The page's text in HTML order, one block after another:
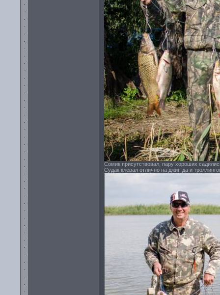
Сомик присутствовал, пару хороших
Судак клевал отлично на джиг, да и